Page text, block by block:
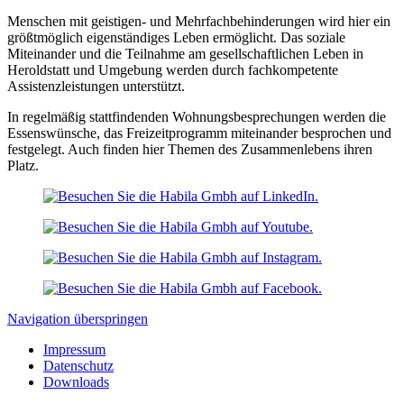
Menschen mit geistigen- und Mehrfachbehinderungen wird hier ein
größtmöglich eigenständiges Leben ermöglicht. Das soziale
Miteinander und die Teilnahme am gesellschaftlichen Leben in
Heroldstatt und Umgebung werden durch fachkompetente
Assistenzleistungen unterstützt.
In regelmäßig stattfindenden Wohnungsbesprechungen werden die
Essenswünsche, das Freizeitprogramm miteinander besprochen und
festgelegt. Auch finden hier Themen des Zusammenlebens ihren
Platz.
Navigation überspringen
Impressum
Datenschutz
Downloads